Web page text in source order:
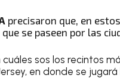
precisaron que, en
se paseen por las
sos los recintos
en donde se